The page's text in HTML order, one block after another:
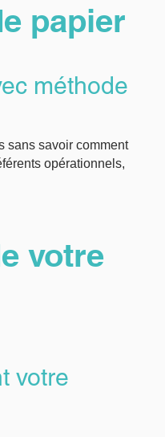
papier
méthode
sans savoir comment
opérationnels,
votre
votre